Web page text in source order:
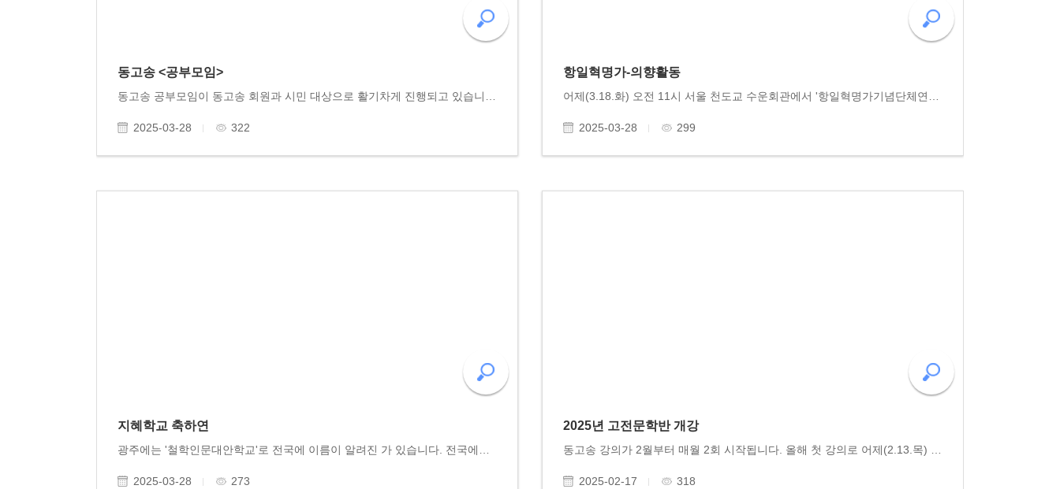
동고송 <공부모임>
2025-03-28 322
항일혁명가-의향활동
2025-03-28 299
지혜학교 축하연
2025-03-28 273
2025년 고전문학반 개강
2025-02-17 318